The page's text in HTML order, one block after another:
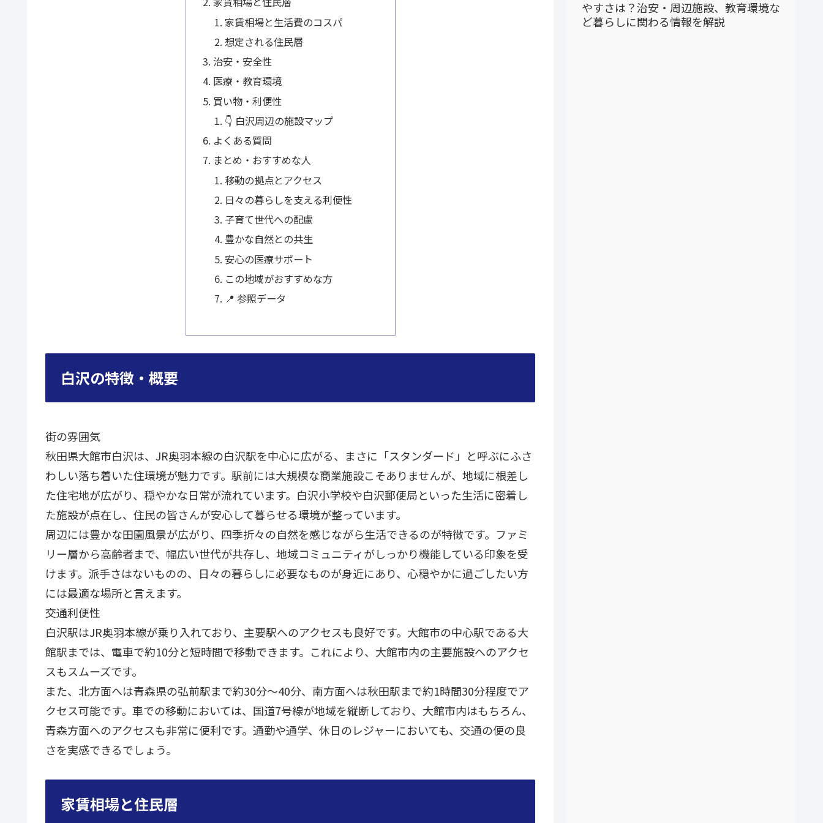
家賃相場と生活費のコスパ
想定される住民層
治安・安全性
医療・教育環境
買い物・利便性
👇 白沢周辺の施設マップ
よくある質問
まとめ・おすすめな人
移動の拠点とアクセス
日々の暮らしを支える利便性
子育て世代への配慮
豊かな自然との共生
安心の医療サポート
この地域がおすすめな方
📍 参照データ
白沢の特徴・概要
街の雰囲気
秋田県大館市白沢は、JR奥羽本線の白沢駅を中心に広がる、まさに「スタンダード」と呼ぶにふさ
わしい落ち着いた住環境が魅力です。駅前には大規模な商業施設こそありませんが、地域に根差し
た住宅地が広がり、穏やかな日常が流れています。白沢小学校や白沢郵便局といった生活に密着し
た施設が点在し、住民の皆さんが安心して暮らせる環境が整っています。
周辺には豊かな田園風景が広がり、四季折々の自然を感じながら生活できるのが特徴です。ファミ
リー層から高齢者まで、幅広い世代が共存し、地域コミュニティがしっかり機能している印象を受
けます。派手さはないものの、日々の暮らしに必要なものが身近にあり、心穏やかに過ごしたい方
には最適な場所と言えます。
交通利便性
白沢駅はJR奥羽本線が乗り入れており、主要駅へのアクセスも良好です。大館市の中心駅である大
館駅までは、電車で約10分と短時間で移動できます。これにより、大館市内の主要施設へのアクセ
スもスムーズです。
また、北方面へは青森県の弘前駅まで約30分〜40分、南方面へは秋田駅まで約1時間30分程度でア
クセス可能です。車での移動においては、国道7号線が地域を縦断しており、大館市内はもちろん、
青森方面へのアクセスも非常に便利です。通勤や通学、休日のレジャーにおいても、交通の便の良
さを実感できるでしょう。
家賃相場と住民層
やすさは？治安・周辺施設、教育環境な
ど暮らしに関わる情報を解説